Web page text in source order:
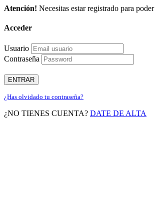
Atención! Necesitas estar registrado para
Acceder
Usuario
Contraseña
ENTRAR
¿Has olvidado tu contraseña?
¿NO TIENES CUENTA? DATE DE ALTA